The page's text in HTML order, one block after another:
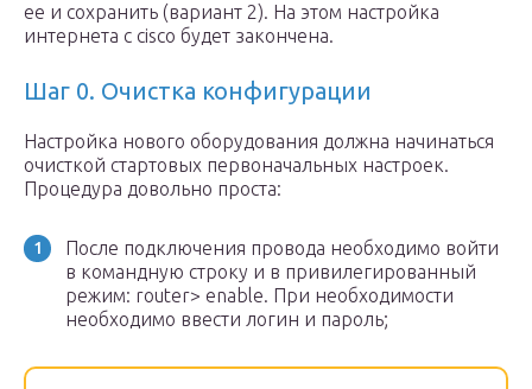
ее и сохранить (вариант 2). На этом настройка
интернета с cisco будет закончена.
Шаг 0. Очистка конфигурации
Настройка нового оборудования должна начинаться
очисткой стартовых первоначальных настроек.
Процедура довольно проста:
После подключения провода необходимо войти
в командную строку и в привилегированный
режим: router> enable. При необходимости
необходимо ввести логин и пароль;